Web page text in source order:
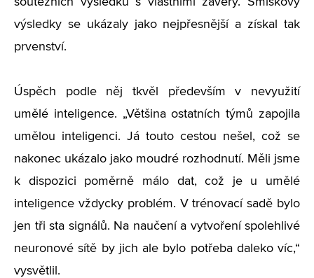
výsledky se ukázaly jako nejpřesnější a získal tak
prvenství.
Úspěch podle něj tkvěl především v nevyužití
umělé inteligence. „Většina ostatních týmů zapojila
umělou inteligenci. Já touto cestou nešel, což se
nakonec ukázalo jako moudré rozhodnutí. Měli jsme
k dispozici poměrně málo dat, což je u umělé
inteligence vždycky problém. V trénovací sadě bylo
jen tři sta signálů. Na naučení a vytvoření spolehlivé
neuronové sítě by jich ale bylo potřeba daleko víc,“
vysvětlil.